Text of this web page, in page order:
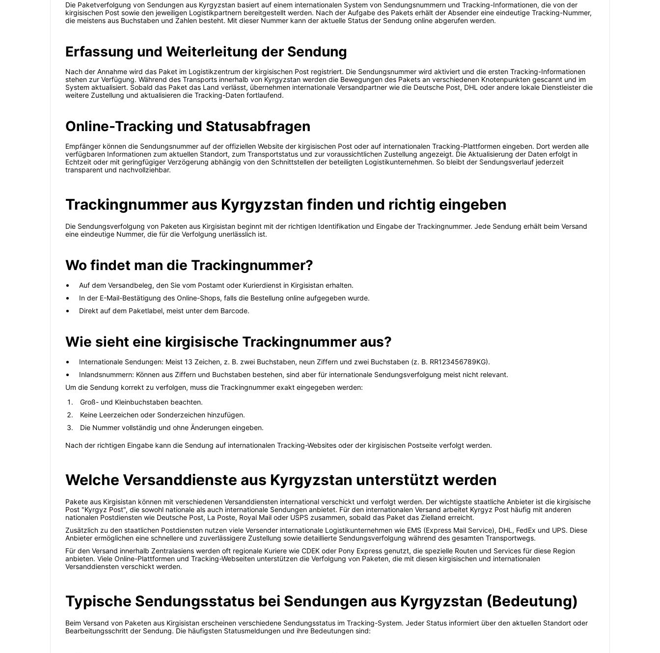
Die Paketverfolgung von Sendungen aus Kyrgyzstan basiert auf einem internationalen System von Sendungsnummern und Tracking-Informationen, die von der
kirgisischen Post sowie den jeweiligen Logistikpartnern bereitgestellt werden. Nach der Aufgabe des Pakets erhält der Absender eine eindeutige Tracking-Nummer,
die meistens aus Buchstaben und Zahlen besteht. Mit dieser Nummer kann der aktuelle Status der Sendung online abgerufen werden.
Erfassung und Weiterleitung der Sendung
Nach der Annahme wird das Paket im Logistikzentrum der kirgisischen Post registriert. Die Sendungsnummer wird aktiviert und die ersten Tracking-Informationen
stehen zur Verfügung. Während des Transports innerhalb von Kyrgyzstan werden die Bewegungen des Pakets an verschiedenen Knotenpunkten gescannt und im
System aktualisiert. Sobald das Paket das Land verlässt, übernehmen internationale Versandpartner wie die Deutsche Post, DHL oder andere lokale Dienstleister die
weitere Zustellung und aktualisieren die Tracking-Daten fortlaufend.
Online-Tracking und Statusabfragen
Empfänger können die Sendungsnummer auf der offiziellen Website der kirgisischen Post oder auf internationalen Tracking-Plattformen eingeben. Dort werden alle
verfügbaren Informationen zum aktuellen Standort, zum Transportstatus und zur voraussichtlichen Zustellung angezeigt. Die Aktualisierung der Daten erfolgt in
Echtzeit oder mit geringfügiger Verzögerung abhängig von den Schnittstellen der beteiligten Logistikunternehmen. So bleibt der Sendungsverlauf jederzeit
transparent und nachvollziehbar.
Trackingnummer aus Kyrgyzstan finden und richtig eingeben
Die Sendungsverfolgung von Paketen aus Kirgisistan beginnt mit der richtigen Identifikation und Eingabe der Trackingnummer. Jede Sendung erhält beim Versand
eine eindeutige Nummer, die für die Verfolgung unerlässlich ist.
Wo findet man die Trackingnummer?
Auf dem Versandbeleg, den Sie vom Postamt oder Kurierdienst in Kirgisistan erhalten.
In der E-Mail-Bestätigung des Online-Shops, falls die Bestellung online aufgegeben wurde.
Direkt auf dem Paketlabel, meist unter dem Barcode.
Wie sieht eine kirgisische Trackingnummer aus?
Internationale Sendungen: Meist 13 Zeichen, z. B. zwei Buchstaben, neun Ziffern und zwei Buchstaben (z. B. RR123456789KG).
Inlandsnummern: Können aus Ziffern und Buchstaben bestehen, sind aber für internationale Sendungsverfolgung meist nicht relevant.
Um die Sendung korrekt zu verfolgen, muss die Trackingnummer exakt eingegeben werden:
Groß- und Kleinbuchstaben beachten.
Keine Leerzeichen oder Sonderzeichen hinzufügen.
Die Nummer vollständig und ohne Änderungen eingeben.
Nach der richtigen Eingabe kann die Sendung auf internationalen Tracking-Websites oder der kirgisischen Postseite verfolgt werden.
Welche Versanddienste aus Kyrgyzstan unterstützt werden
Pakete aus Kirgisistan können mit verschiedenen Versanddiensten international verschickt und verfolgt werden. Der wichtigste staatliche Anbieter ist die kirgisische
Post "Kyrgyz Post", die sowohl nationale als auch internationale Sendungen anbietet. Für den internationalen Versand arbeitet Kyrgyz Post häufig mit anderen
nationalen Postdiensten wie Deutsche Post, La Poste, Royal Mail oder USPS zusammen, sobald das Paket das Zielland erreicht.
Zusätzlich zu den staatlichen Postdiensten nutzen viele Versender internationale Logistikunternehmen wie EMS (Express Mail Service), DHL, FedEx und UPS. Diese
Anbieter ermöglichen eine schnellere und zuverlässigere Zustellung sowie detaillierte Sendungsverfolgung während des gesamten Transportwegs.
Für den Versand innerhalb Zentralasiens werden oft regionale Kuriere wie CDEK oder Pony Express genutzt, die spezielle Routen und Services für diese Region
anbieten. Viele Online-Plattformen und Tracking-Webseiten unterstützen die Verfolgung von Paketen, die mit diesen kirgisischen und internationalen
Versanddiensten verschickt werden.
Typische Sendungsstatus bei Sendungen aus Kyrgyzstan (Bedeutung)
Beim Versand von Paketen aus Kirgisistan erscheinen verschiedene Sendungsstatus im Tracking-System. Jeder Status informiert über den aktuellen Standort oder
Bearbeitungsschritt der Sendung. Die häufigsten Statusmeldungen und ihre Bedeutungen sind: